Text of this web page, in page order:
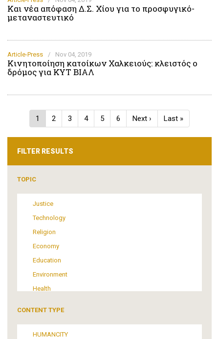
Και νέα απόφαση Δ.Σ. Χίου για το προσφυγικό-
μεταναστευτικό
Article-Press / Nov 04, 2019
Κινητοποίηση κατοίκων Χαλκειούς: κλειστός ο
δρόμος για ΚΥΤ ΒΙΑΛ
Pagination
Current
page
1 Page
2 Page
3 Page
4 Page
5 Page
6
Next
page
Next ›
Last
page
Last »
FILTER RESULTS
TOPIC
Justice
Technology
Religion
Economy
Education
Environment
Health
Media
CONTENT TYPE
HUMANCITY